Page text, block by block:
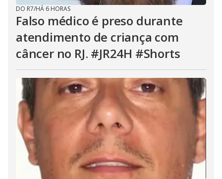
DO R7/HÁ 6 HORAS
Falso médico é preso durante
atendimento de criança com
câncer no RJ. #JR24H #Shorts